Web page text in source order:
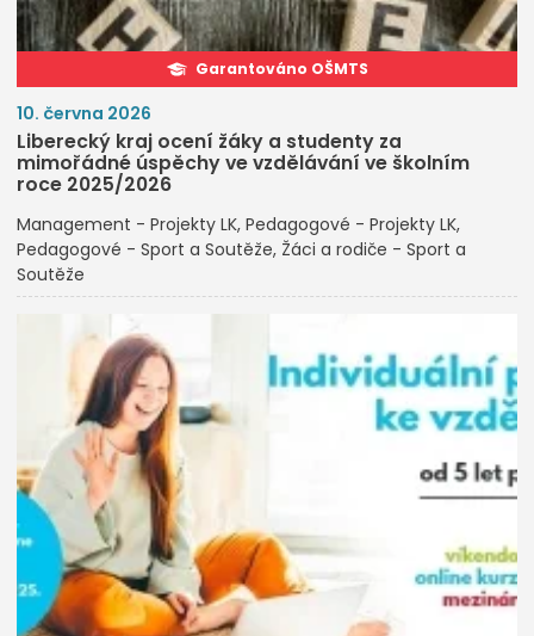
Garantováno OŠMTS
10. června 2026
Liberecký kraj ocení žáky a studenty za
mimořádné úspěchy ve vzdělávání ve školním
roce 2025/2026
Management - Projekty LK Pedagogové - Projekty LK
Pedagogové - Sport a Soutěže Žáci a rodiče - Sport a
Soutěže